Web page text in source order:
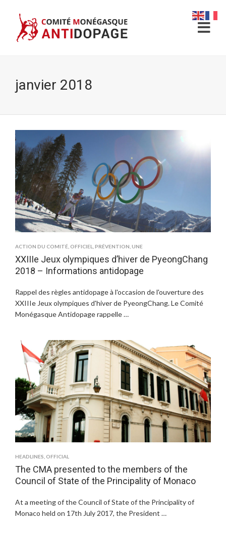
janvier 2018
ACTION DU COMITÉ OFFICIEL PRÉVENTION UNE
XXIIIe Jeux olympiques d’hiver de PyeongChang
2018 – Informations antidopage
Rappel des règles antidopage à l'occasion de l'ouverture des
XXIIIe Jeux olympiques d'hiver de PyeongChang. Le Comité
Monégasque Antidopage rappelle …
HEADLINES, OFFICIAL
The CMA presented to the members of the
Council of State of the Principality of Monaco
At a meeting of the Council of State of the Principality of
Monaco held on 17th July 2017, the President …